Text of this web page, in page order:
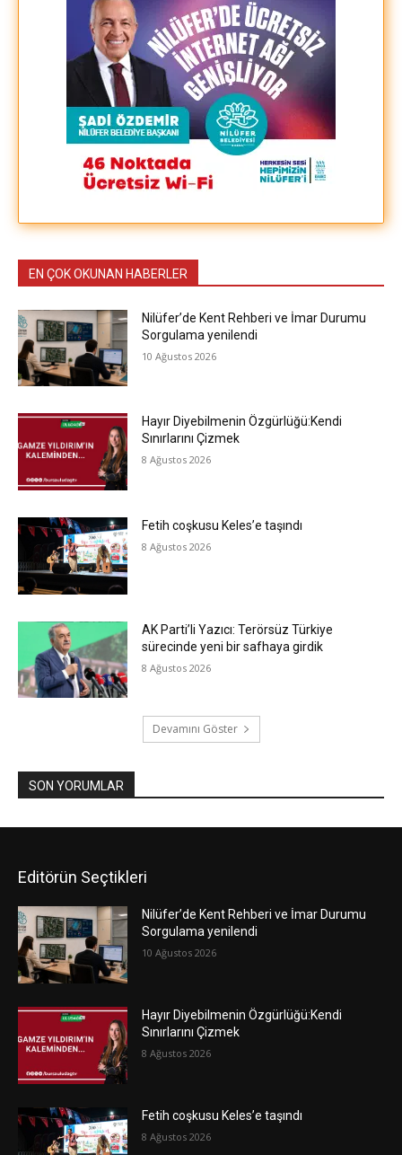
EN ÇOK OKUNAN HABERLER
Nilüfer’de Kent Rehberi ve İmar Durumu
Sorgulama yenilendi
10 Ağustos 2026
Hayır Diyebilmenin Özgürlüğü:Kendi
Sınırlarını Çizmek
8 Ağustos 2026
Fetih coşkusu Keles’e taşındı
8 Ağustos 2026
AK Parti’li Yazıcı: Terörsüz Türkiye
sürecinde yeni bir safhaya girdik
8 Ağustos 2026
Devamını Göster
SON YORUMLAR
Editörün Seçtikleri
Nilüfer’de Kent Rehberi ve İmar Durumu
Sorgulama yenilendi
10 Ağustos 2026
Hayır Diyebilmenin Özgürlüğü:Kendi
Sınırlarını Çizmek
8 Ağustos 2026
Fetih coşkusu Keles’e taşındı
8 Ağustos 2026